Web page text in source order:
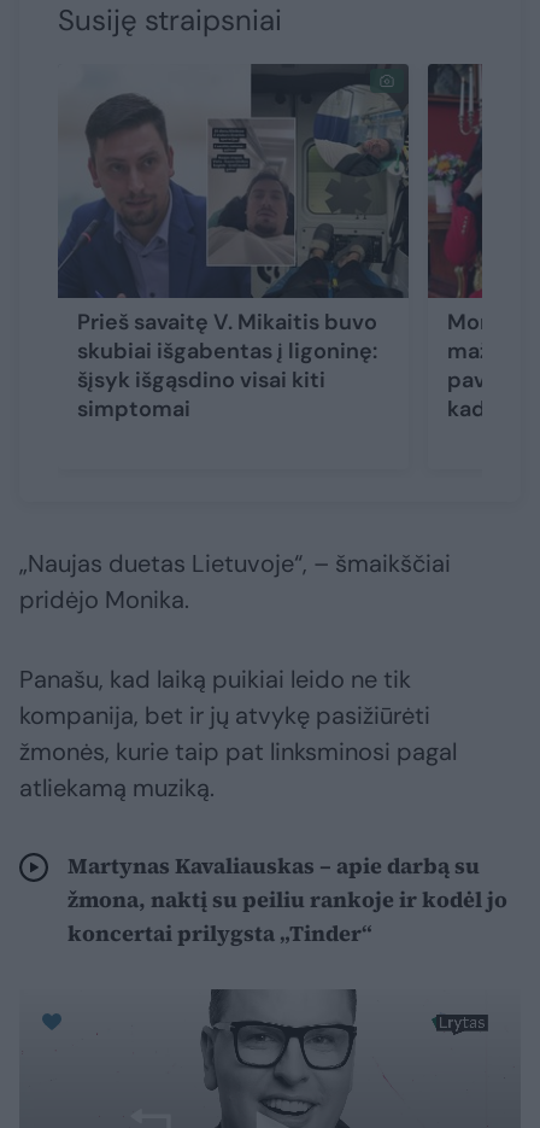
Susiję straipsniai
Prieš savaitę V. Mikaitis buvo
skubiai išgabentas į ligoninę:
šįsyk išgąsdino visai kiti
simptomai
Monika
mažiau
kadrą
„Naujas duetas Lietuvoje“, – šmaikščiai
pridėjo Monika.
Panašu, kad laiką puikiai leido ne tik
kompanija, bet ir jų atvykę pasižiūrėti
žmonės, kurie taip pat linksminosi pagal
atliekamą muziką.
Martynas Kavaliauskas – apie darbą su
žmona, naktį su peiliu rankoje ir kodėl jo
koncertai prilygsta „Tinder“